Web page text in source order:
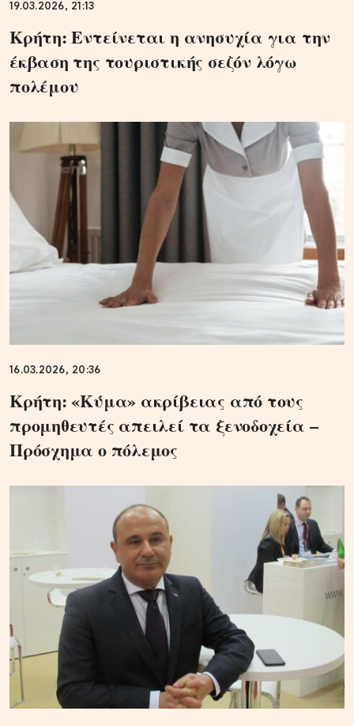
19.03.2026, 21:13
Κρήτη: Εντείνεται η ανησυχία για την
έκβαση της τουριστικής σεζόν λόγω
πολέμου
16.03.2026, 20:36
Κρήτη: «Κύμα» ακρίβειας από τους
προμηθευτές απειλεί τα ξενοδοχεία –
Πρόσχημα ο πόλεμος